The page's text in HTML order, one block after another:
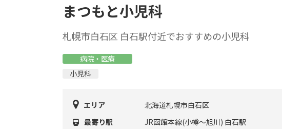
まつもと小児科
札幌市白石区 白石駅付近でおすすめの小児科
病院・医療
小児科
エリア
北海道札幌市白石区
最寄り駅
JR函館本線(小樽～旭川) 白石駅